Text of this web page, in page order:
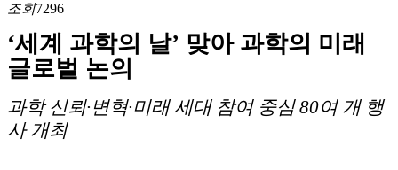
조회7296
‘세계 과학의 날’ 맞아 과학의 미래
글로벌 논의
과학 신뢰· 변혁·미래 세대 참여 중심80여 개 행
사 개최